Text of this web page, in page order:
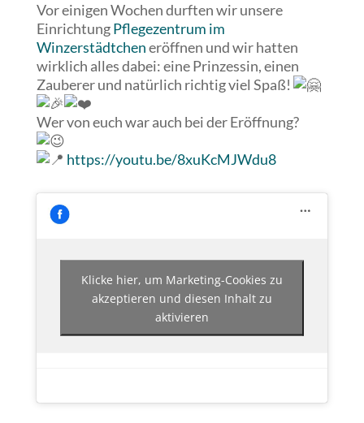
Vor einigen Wochen durften wir unsere
EinrichtungPflegezentrum im
Winzerstädtcheneröffnen und wir hatten
wirklich alles dabei: eine Prinzessin, einen
Zaubererund natürlich richtig viel Spaß!
Wer von euch war auch bei der Eröffnung?
https://youtu.be/8xuKcMJWdu8
Klicke hier, um Marketing-Cookies zu
akzeptieren und diesen Inhalt zu
aktivieren